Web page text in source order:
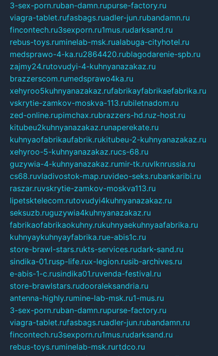
3-sex-porn.ruban-damn.rupurse-factory.ru
viagra-tablet.rufasbags.ruadler-jun.rubandamn.ru
fincontech.ru3sexporn.ru1mus.rudarksand.ru
rebus-toys.ruminelab-msk.rualabuga-cityhotel.ru
medsprawo-4-ka.ru2864420.rublagodarenie-spb.ru
zajmy24.rutovudyi-4-kuhnyanazakaz.ru
brazzerscom.rumedsprawo4ka.ru
xehyroo5kuhnyanazakaz.rufabrikayfabrikaefabrika.ru
vskrytie-zamkov-moskva-113.rubiletnadom.ru
zed-online.rupimchax.rubrazzers-hd.ruz-host.ru
kitubeu2kuhnyanazakaz.runaperekate.ru
kuhnyaofabrikaufabrik.rukitubeu-2-kuhnyanazakaz.ru
xehyroo-5-kuhnyanazakaz.rucs-68.ru
guzywia-4-kuhnyanazakaz.rumir-tk.ruvlknrussia.ru
cs68.ruvladivostok-map.ruvideo-seks.rubankaribi.ru
raszar.ruvskrytie-zamkov-moskva113.ru
lipetsktelecom.rutovudyi4kuhnyanazakaz.ru
seksuzb.ruguzywia4kuhnyanazakaz.ru
fabrikaofabrikaokuhny.rukuhnyaekuhnyaafabrika.ru
kuhnyaykuhnyayfabrika.rue-abis1c.ru
store-brawl-stars.rukts-services.rudark-sand.ru
sindika-01.rusp-life.rux-legion.rusib-archives.ru
e-abis-1-c.rusindika01.ruvenda-festival.ru
store-brawlstars.rudooraleksandria.ru
antenna-highly.rumine-lab-msk.ru1-mus.ru
3-sex-porn.ruban-damn.rupurse-factory.ru
viagra-tablet.rufasbags.ruadler-jun.rubandamn.ru
fincontech.ru3sexporn.ru1mus.rudarksand.ru
rebus-toys.ruminelab-msk.rurtdco.ru